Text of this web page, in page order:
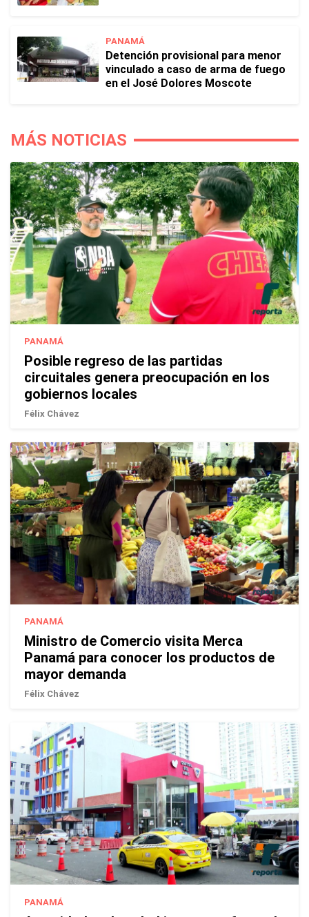
PANAMÁ
Detención provisional para menor
vinculado a caso de arma de fuego
en el José Dolores Moscote
MÁS NOTICIAS
PANAMÁ
Posible regreso de las partidas
circuitales genera preocupación en los
gobiernos locales
Félix Chávez
PANAMÁ
Ministro de Comercio visita Merca
Panamá para conocer los productos de
mayor demanda
Félix Chávez
PANAMÁ